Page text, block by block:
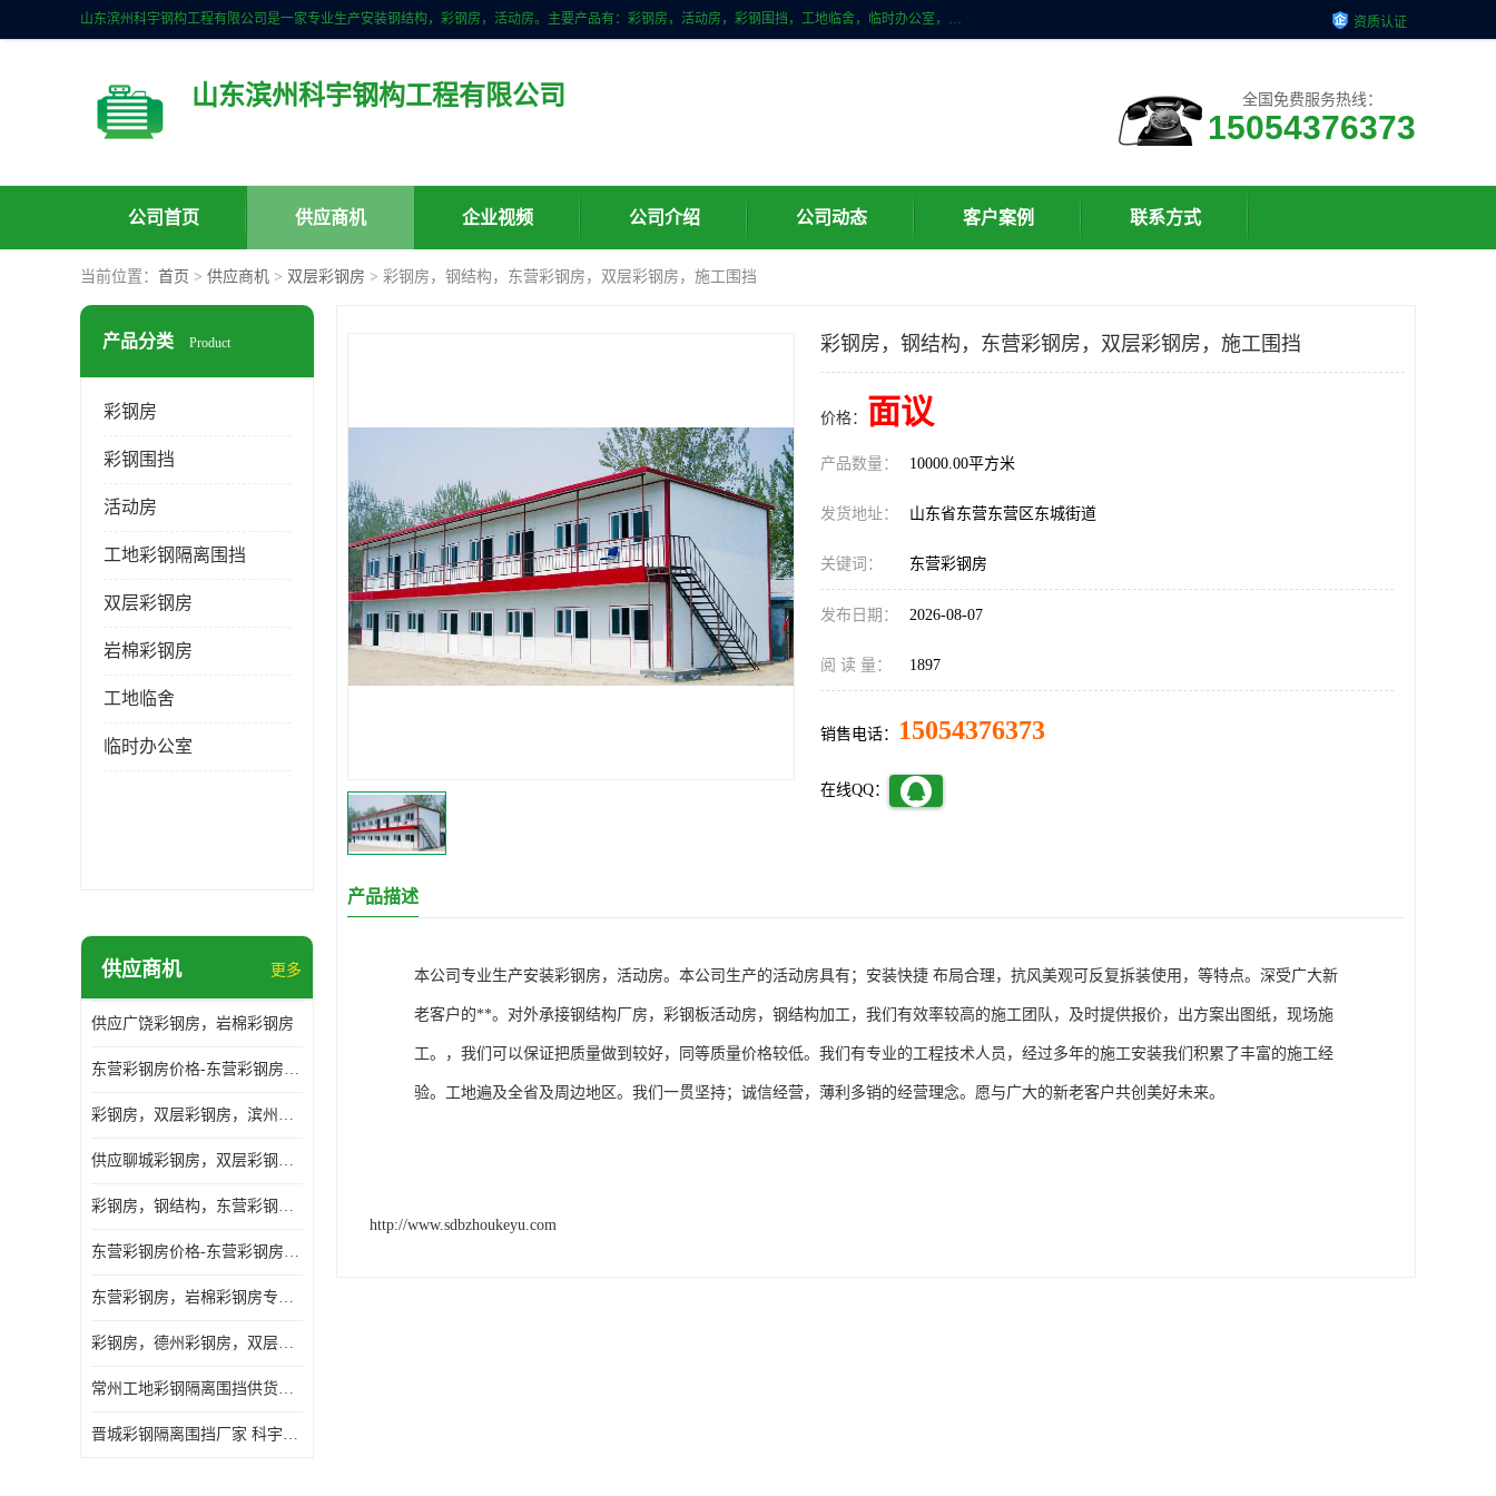
山东滨州科宇钢构工程有限公司是一家专业生产安装钢结构，彩钢房，活动房。主要产品有：彩钢房，活动房，彩钢围挡，工地临舍，临时办公室，民用建筑等生成安装；我们一贯坚持；诚信经营，薄利多销的经营理念。愿与广大的新老客户共创美好未来 资质认证
山东滨州科宇钢构工程有限公司 全国免费服务热线：
15054376373
公司首页 供应商机 企业视频 公司介绍 公司动态 客户案例 联系方式
当前位置： 首页 > 供应商机 > 双层彩钢房 > 彩钢房，钢结构，东营彩钢房，双层彩钢房，施工围挡
产品分类 Product
彩钢房
彩钢围挡
活动房
工地彩钢隔离围挡
双层彩钢房
岩棉彩钢房
工地临舍
临时办公室
供应商机 更多
供应广饶彩钢房，岩棉彩钢房
东营彩钢房价格-东营彩钢房厂家-东营防火彩钢房
彩钢房，双层彩钢房，滨州彩钢房，雅致房，轻钢结构
供应聊城彩钢房，双层彩钢房，岩棉彩钢房，彩钢快装房
彩钢房，钢结构，东营彩钢房，双层彩钢房，施工围挡
东营彩钢房价格-东营彩钢房批发
东营彩钢房，岩棉彩钢房专业制作安装
彩钢房，德州彩钢房，双层彩钢房，岩棉彩钢房供应商
常州工地彩钢隔离围挡供货商 科宇钢构工程
晋城彩钢隔离围挡厂家 科宇钢构工程
彩钢房，钢结构，东营彩钢房，双层彩钢房，施工围挡
价格： 面议
产品数量： 10000.00平方米
发货地址： 山东省东营东营区东城街道
关键词： 东营彩钢房
发布日期： 2026-08-07
阅 读 量： 1897
销售电话： 15054376373
在线QQ：
产品描述
本公司专业生产安装彩钢房，活动房。本公司生产的活动房具有；安装快捷 布局合理，抗风美观可反复拆装使用，等特点。深受广大新
老客户的**。对外承接钢结构厂房，彩钢板活动房，钢结构加工，我们有效率较高的施工团队，及时提供报价，出方案出图纸，现场施
工。，我们可以保证把质量做到较好，同等质量价格较低。我们有专业的工程技术人员，经过多年的施工安装我们积累了丰富的施工经
验。工地遍及全省及周边地区。我们一贯坚持；诚信经营，薄利多销的经营理念。愿与广大的新老客户共创美好未来。
http://www.sdbzhoukeyu.com